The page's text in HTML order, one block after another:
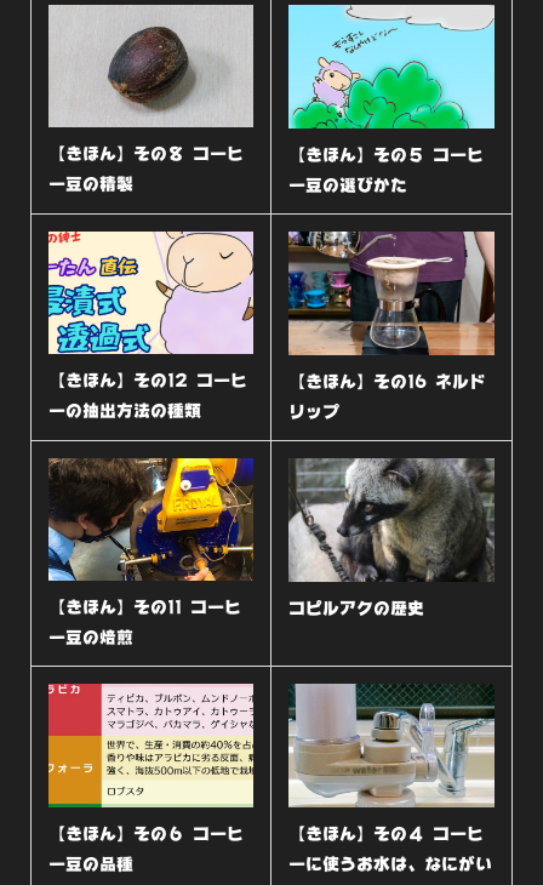
【きほん】その８ コーヒ
ー豆の精製
【きほん】その５ コーヒ
ー豆の選びかた
【きほん】その12 コーヒ
ーの抽出方法の種類
【きほん】その16 ネルド
リップ
【きほん】その11 コーヒ
ー豆の焙煎
コピルアクの歴史
【きほん】その６ コーヒ
ー豆の品種
【きほん】その４ コーヒ
ーに使うお水は、なにがい